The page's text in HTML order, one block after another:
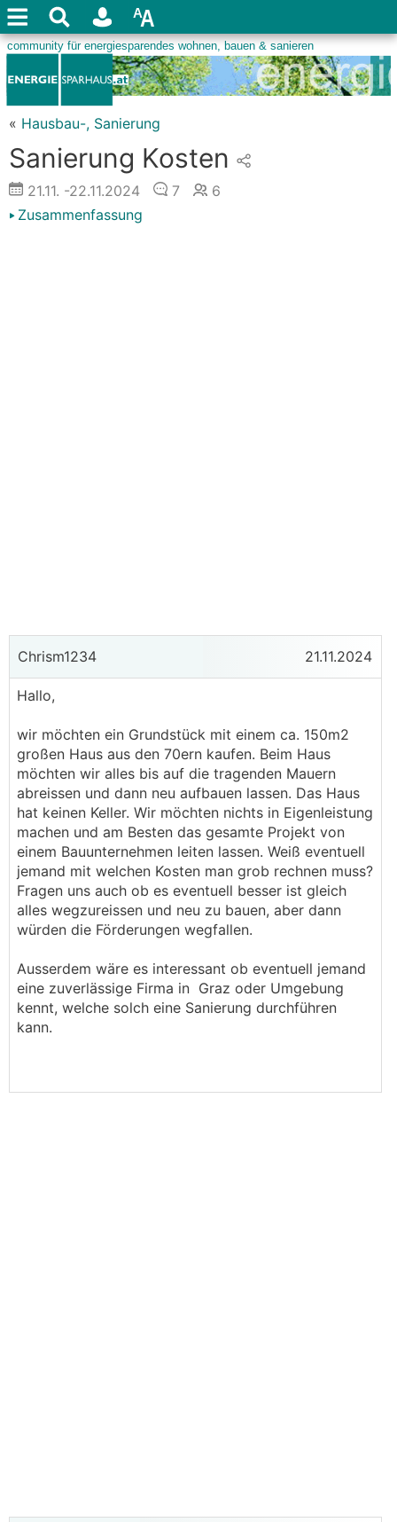
« Hausbau-, Sanierung
Sanierung Kosten
21.11. -22.11.2024 7
6
Zusammenfassung
Chrism1234 21.11.2024
Hallo,
wir möchten ein Grundstück mit einem ca. 150m2
großen Haus aus den 70ern kaufen. Beim Haus
möchten wir alles bis auf die tragenden Mauern
abreissen und dann neu aufbauen lassen. Das Haus
hat keinen Keller. Wir möchten nichts in Eigenleistung
machen und am Besten das gesamte Projekt von
einem Bauunternehmen leiten lassen. Weiß eventuell
jemand mit welchen Kosten man grob rechnen muss?
Fragen uns auch ob es eventuell besser ist gleich
alles wegzureissen und neu zu bauen, aber dann
würden die Förderungen wegfallen.
Ausserdem wäre es interessant ob eventuell jemand
eine zuverlässige Firma in Graz oder Umgebung
kennt, welche solch eine Sanierung durchführen
kann.